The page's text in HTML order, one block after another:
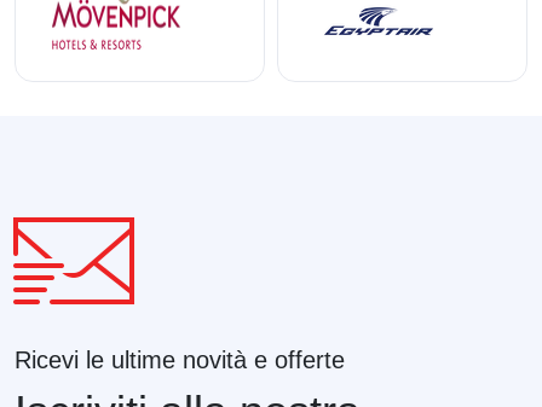
Ricevi le ultime novità e offerte